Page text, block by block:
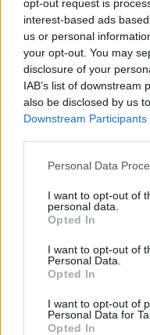
opt-out request is
interest-based ads
us or personal
your opt-out. You may
disclosure of your
IAB’s list of downstream
also be disclosed by us
Downstream Participants
Personal Data
I want to opt-out of
personal data.
Opted In
I want to opt-out of
Personal Data.
Opted In
I want to opt-out of
Personal Data for
Opted In
TAGS ΓΥΜΝΑΣΤΙΚΗ /